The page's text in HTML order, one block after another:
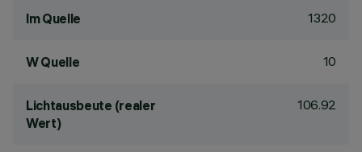
lm Quelle 1320
W Quelle 10
Lichtausbeute (realer
Wert)
106.92